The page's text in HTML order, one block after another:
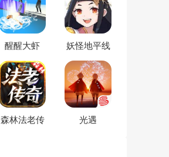
醒醒大虾 妖怪地平线
森林法老传
光遇